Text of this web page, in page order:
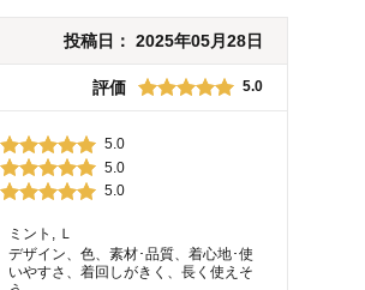
投稿日： 2025年05月28日
評価 5.0
5.0
5.0
5.0
ミント, Ｌ
デザイン、色、素材･品質、着心地･使
いやすさ、着回しがきく、長く使えそ